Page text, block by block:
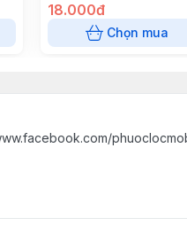
1Q00Z9 - 5G / T3 - 5G /
V40SE - 5G / V30SE /
18.000đ
Chọn mua